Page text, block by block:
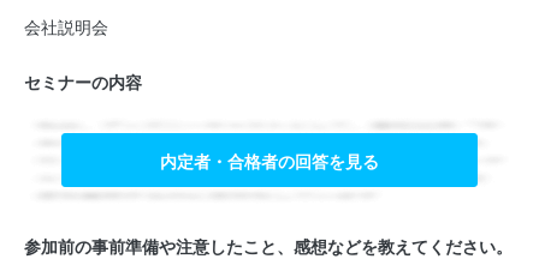
会社説明会
セミナーの内容
内定者・合格者の回答を見る
参加前の事前準備や注意したこと、感想などを教えてください。